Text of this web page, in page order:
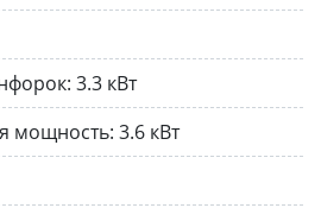
3.3 кВт
мощность: 3.6 кВт